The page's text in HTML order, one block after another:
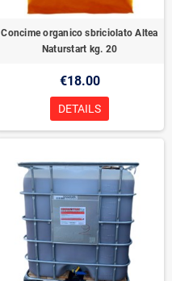
Concime organico sbriciolato Altea
Naturstart kg. 20
€18.00
DETAILS